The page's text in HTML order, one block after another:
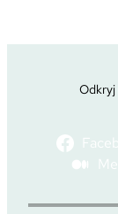
Odkryj